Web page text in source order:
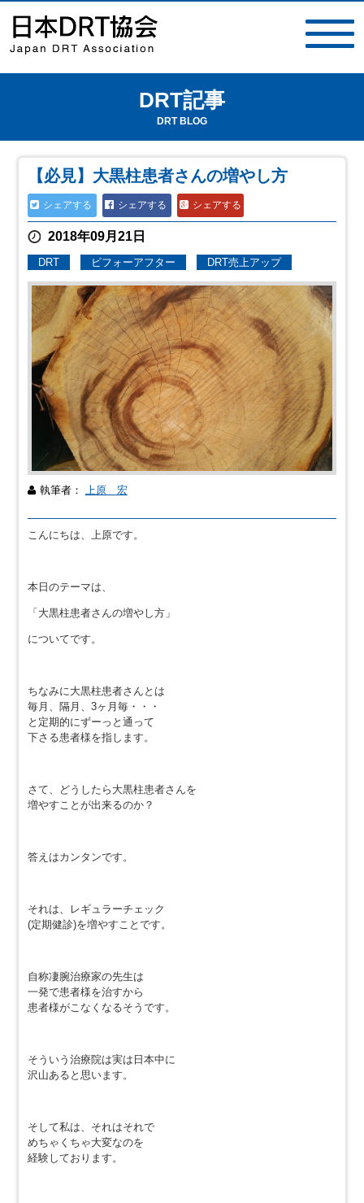
DRT記事
DRT BLOG
【必見】大黒柱患者さんの増やし方
シェアする シェアする シェアする
2018年09月21日
DRT ビフォーアフター DRT売上アップ
執筆者： 上原 宏
こんにちは、上原です。
本日のテーマは、
「大黒柱患者さんの増やし方」
についてです。
ちなみに大黒柱患者さんとは
毎月、隔月、3ヶ月毎・・・
と定期的にずーっと通って
下さる患者様を指します。
さて、どうしたら大黒柱患者さんを
増やすことが出来るのか？
答えはカンタンです。
それは、レギュラーチェック
(定期健診)を増やすことです。
自称凄腕治療家の先生は
一発で患者様を治すから
患者様がこなくなるそうです。
そういう治療院は実は日本中に
沢山あると思います。
そして私は、それはそれで
めちゃくちゃ大変なのを
経験しております。